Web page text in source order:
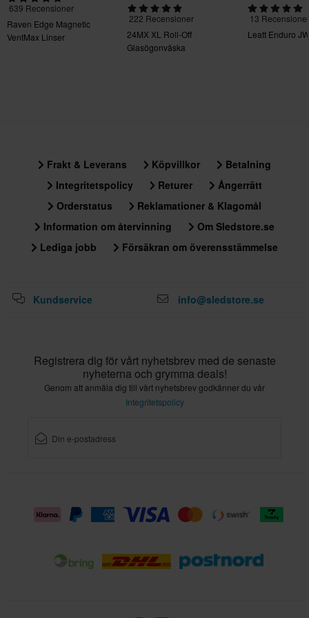
639 Recensioner
Raven Edge Magnetic
VentMax Linser
222 Recensioner
24MX XL Roll-Off
Glasögonväska
13 Recensioner
Leatt Enduro
Frakt & Leverans Köpvillkor
Betalning
Integritetspolicy
Returer
Ångerrätt
Orderstatus
Reklamationer & Klagomål
Information om återvinning
Om Sledstore.se
Lediga jobb
Försäkran om överensstämmelse
Kundservice info@sledstore.se
Registrera dig för vårt nyhetsbrev med de senaste
nyheterna och grymma deals!
Genom att anmäla dig till vårt nyhetsbrev godkänner du vår
Integritetspolicy